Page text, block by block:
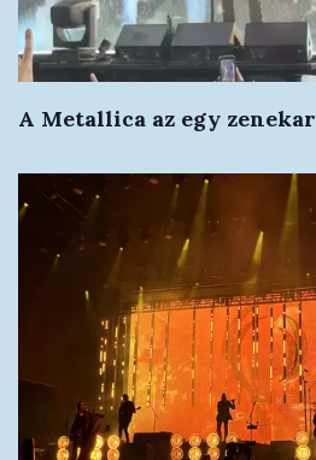
A Metallica az egy zenekar